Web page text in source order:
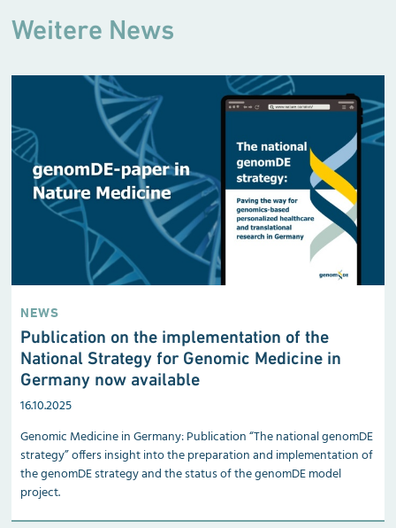
Weitere News
NEWS
Publication on the implementation of the
National Strategy for Genomic Medicine in
Germany now available
16.10.2025
Genomic Medicine in Germany: Publication “The national genomDE
strategy” offers insight into the preparation and implementation of
the genomDE strategy and the status of the genomDE model
project.